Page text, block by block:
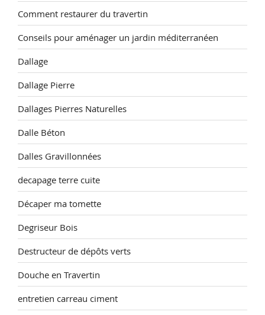
Comment restaurer du travertin
Conseils pour aménager un jardin méditerranéen
Dallage
Dallage Pierre
Dallages Pierres Naturelles
Dalle Béton
Dalles Gravillonnées
decapage terre cuite
Décaper ma tomette
Degriseur Bois
Destructeur de dépôts verts
Douche en Travertin
entretien carreau ciment